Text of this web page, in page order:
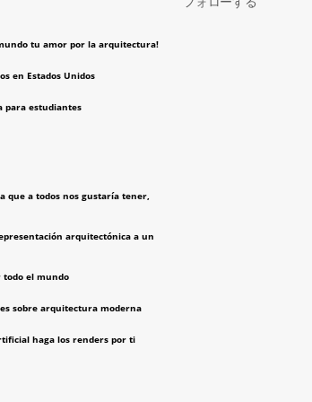
tu amor por la arquitectura!
en Estados Unidos
para estudiantes
que a todos nos gustaría tener,
arquitectónica a un
todo el mundo
sobre arquitectura moderna
haga los renders por ti